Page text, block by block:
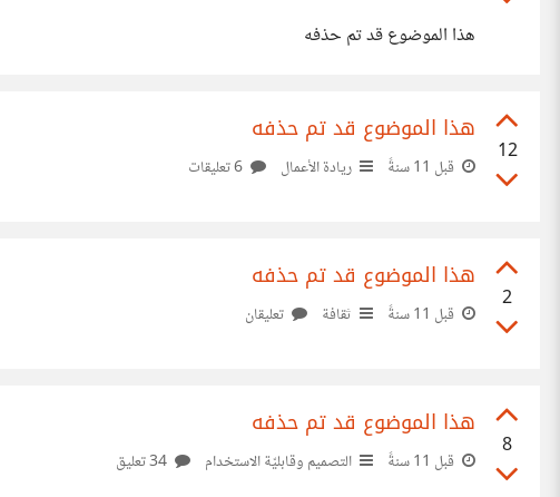
هذا الموضوع قد تم حذفه
12
هذا الموضوع قد تم حذفه
قبل 11 سنةً ريادة الأعمال
2
هذا الموضوع قد تم حذفه
قبل 11 سنةً ثقافة تعليقان
8
هذا الموضوع قد تم حذفه
قبل 11 سنةً التصميم وقابليّة الاستخدام